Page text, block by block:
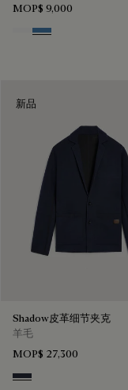
MOP$ 9,000
Blanc Optique
Stone Blue
新品
Shadow皮革细节夹克
羊毛
MOP$ 27,300
Navy